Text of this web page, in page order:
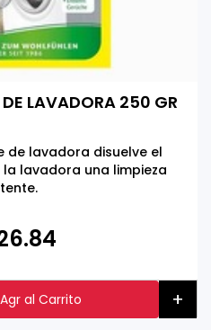
LAVADORA 250 GR
de lavadora disuelve el
lavadora una limpieza
Alemania
Agr al Carrito +